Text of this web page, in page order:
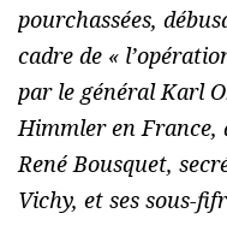
pourchassées,
cadre de «
par le général Karl
Himmler en France,
René Bousquet,
Vichy, et ses sous-